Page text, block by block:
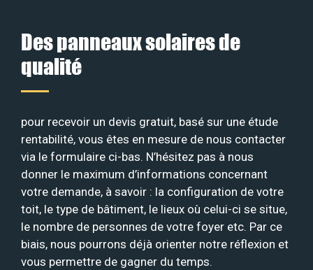
Des panneaux solaires de
qualité
pour recevoir un devis gratuit, basé sur une étude
rentabilité, vous êtes en mesure de nous contacter
via le formulaire ci-bas. N’hésitez pas à nous
donner le maximum d’informations concernant
votre demande, à savoir : la configuration de votre
toit, le type de bâtiment, le lieux où celui-ci se situe,
le nombre de personnes de votre foyer etc. Par ce
biais, nous pourrons déjà orienter notre réflexion et
vous permettre de gagner du temps.